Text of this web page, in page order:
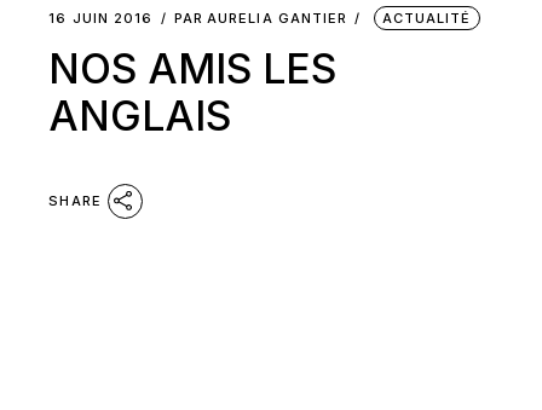
16 JUIN 2016 PAR AURELIA GANTIER ACTUALITÉ
NOS AMIS LES
ANGLAIS
SHARE